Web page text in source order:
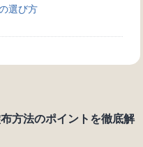
選び方
方法のポイントを徹底解